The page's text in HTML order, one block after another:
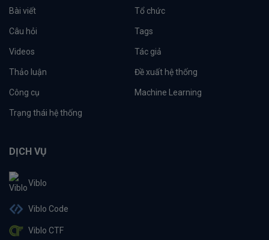
Bài viết Tổ chức
Câu hỏi Tags
Videos Tác giả
Thảo luận Đề xuất hệ thống
Công cụ Machine Learning
Trạng thái hệ thống
DỊCH VỤ
Viblo
Viblo Code
Viblo CTF